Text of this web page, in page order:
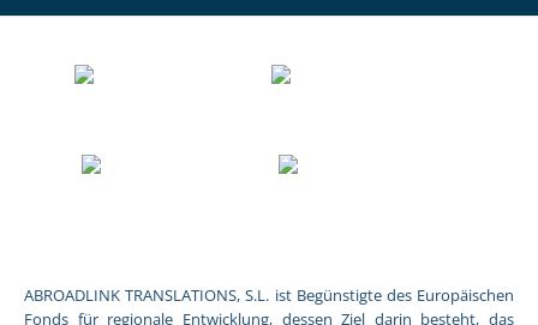
ABROADLINK TRANSLATIONS, S.L. ist Begünstigte des Europäischen
Fonds für regionale Entwicklung, dessen Ziel darin besteht, das